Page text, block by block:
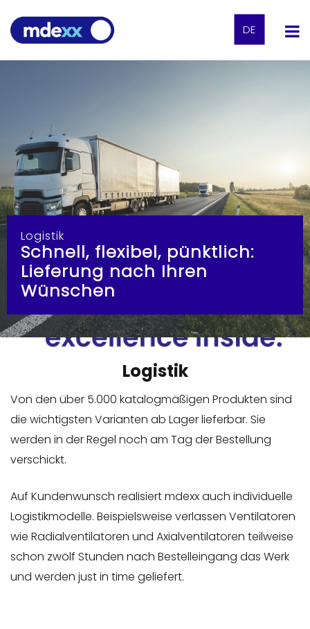
DE
Logistik
Schnell, flexibel, pünktlich:
Lieferung nach Ihren
Wünschen
Logistik
Von den über 5.000 katalogmäßigen Produkten sind
die wichtigsten Varianten ab Lager lieferbar. Sie
werden in der Regel noch am Tag der Bestellung
verschickt.
Auf Kundenwunsch realisiert mdexx auch individuelle
Logistikmodelle. Beispielsweise verlassen Ventilatoren
wie Radialventilatoren und Axialventilatoren teilweise
schon zwölf Stunden nach Bestelleingang das Werk
und werden just in time geliefert.